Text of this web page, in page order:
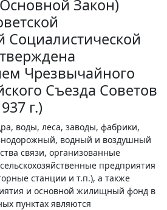
Закон)
Социалистической
Чрезвычайного
Съезда Советов
г.)
воды, леса, заводы, фабрики,
водный и воздушный
связи, организованные
предприятия
станции и т.п.), а также
и основной жилищный фонд в
пунктах являются